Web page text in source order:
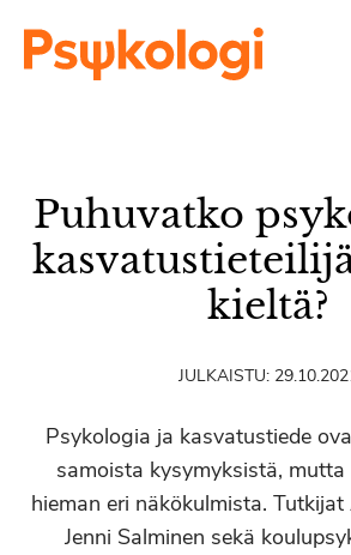
Puhuvatko
kieltä?
JULKAISTU:
Psykologia ja kasvatustiede
samoista kysymyksistä,
hieman eri näkökulmista.
Jenni Salminen sekä